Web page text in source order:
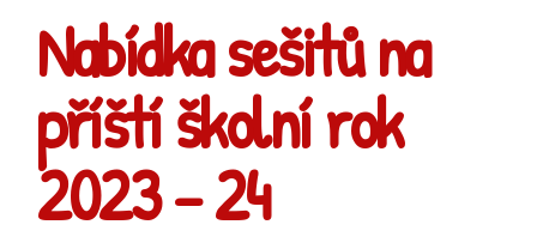
Nabídka sešitů na
příští školní rok
2023 – 24